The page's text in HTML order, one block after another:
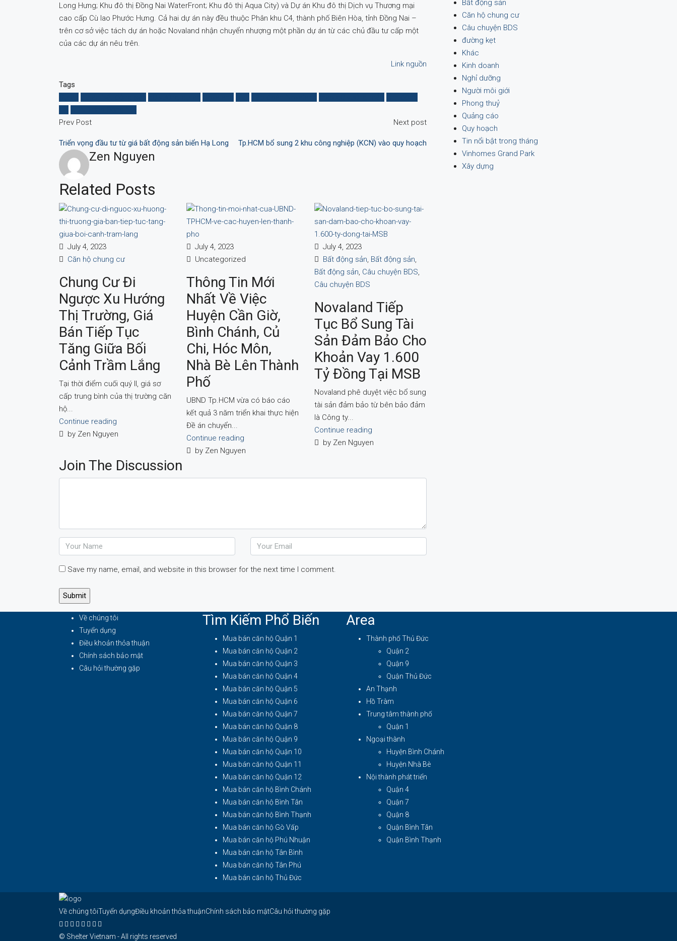
Long Hưng; Khu đô thị Đồng Nai WaterFront; Khu đô thị Aqua City) và Dự án Khu đô thị Dịch vụ Thương mại
cao cấp Cù lao Phước Hưng. Cả hai dự án này đều thuộc Phân khu C4, thành phố Biên Hòa, tỉnh Đồng Nai –
trên cơ sở việc tách dự án hoặc Novaland nhận chuyển nhượng một phần dự án từ các chủ đầu tư cấp một
của các dự án nêu trên.
Link nguồn
Tags
Prev Post
Triển vọng đầu tư từ giá bất động sản biển Hạ Long
Next post
Tp.HCM bổ sung 2 khu công nghiệp (KCN) vào quy hoạch
Zen Nguyen
Related Posts
July 4, 2023
Căn hộ chung cư
Chung Cư Đi
Ngược Xu Hướng
Thị Trường, Giá
Bán Tiếp Tục
Tăng Giữa Bối
Cảnh Trầm Lắng
Tại thời điểm cuối quý II, giá sơ
cấp trung bình của thị trường căn
hộ...
Continue reading
by Zen Nguyen
July 4, 2023
Uncategorized
Thông Tin Mới
Nhất Về Việc
Huyện Cần Giờ,
Bình Chánh, Củ
Chi, Hóc Môn,
Nhà Bè Lên Thành
Phố
UBND Tp.HCM vừa có báo cáo
kết quả 3 năm triển khai thực hiện
Đề án chuyển...
Continue reading
by Zen Nguyen
July 4, 2023
Bất động sản Bất động sản
Bất động sản Câu chuyện BDS
Câu chuyện BDS
Novaland Tiếp
Tục Bổ Sung Tài
Sản Đảm Bảo Cho
Khoản Vay 1.600
Tỷ Đồng Tại MSB
Novaland phê duyệt việc bổ sung
tài sản đảm bảo từ bên bảo đảm
là Công ty...
Continue reading
by Zen Nguyen
Join The Discussion
Save my name, email, and website in this browser for the next time I comment.
Bất động sản
Căn hộ chung cư
Câu chuyện BDS
đường kẹt
Khác
Kinh doanh
Nghỉ dưỡng
Người môi giới
Phong thuỷ
Quảng cáo
Quy hoạch
Tin nổi bật trong tháng
Vinhomes Grand Park
Xây dựng
Về chúng tôi
Tuyển dụng
Điều khoản thỏa thuận
Chính sách bảo mật
Câu hỏi thường gặp
Tìm Kiếm Phổ Biến
Mua bán căn hộ Quận 1
Mua bán căn hộ Quận 2
Mua bán căn hộ Quận 3
Mua bán căn hộ Quận 4
Mua bán căn hộ Quận 5
Mua bán căn hộ Quận 6
Mua bán căn hộ Quận 7
Mua bán căn hộ Quận 8
Mua bán căn hộ Quận 9
Mua bán căn hộ Quận 10
Mua bán căn hộ Quận 11
Mua bán căn hộ Quận 12
Mua bán căn hộ Bình Chánh
Mua bán căn hộ Bình Tân
Mua bán căn hộ Bình Thạnh
Mua bán căn hộ Gò Vấp
Mua bán căn hộ Phú Nhuận
Mua bán căn hộ Tân Bình
Mua bán căn hộ Tân Phú
Mua bán căn hộ Thủ Đức
Area
Thành phố Thủ Đức
Quận 2
Quận 9
Quận Thủ Đức
An Thạnh
Hồ Tràm
Trung tâm thành phố
Quận 1
Ngoại thành
Huyện Bình Chánh
Huyện Nhà Bè
Nội thành phát triển
Quận 4
Quận 7
Quận 8
Quận Bình Tân
Quận Bình Thạnh
Về chúng tôiTuyển dụngĐiều khoản thỏa thuậnChính sách bảo mậtCâu hỏi thường gặp
© Shelter Vietnam - All rights reserved